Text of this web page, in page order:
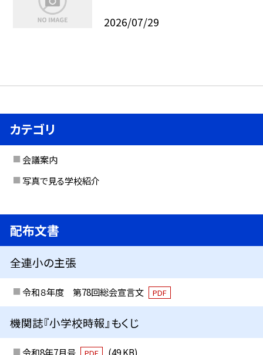
2026/07/29
カテゴリ
会議案内
写真で見る学校紹介
配布文書
全連小の主張
令和８年度 第78回総会宣言文 PDF
機関誌『小学校時報』もくじ
令和8年7月号 (49 KB)